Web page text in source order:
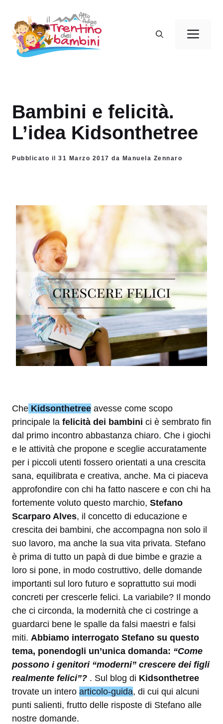
contenuto
Bambini e felicità.
L’idea Kidsonthetree
Pubblicato il 31 Marzo 2017 da Manuela Zennaro
Che Kidsonthetree avesse come scopo
principale la felicità dei bambini ci è sembrato fin
dal primo incontro abbastanza chiaro. Che i giochi
e le attività che propone e sceglie accuratamente
per i piccoli utenti fossero orientati a una crescita
sana, equilibrata e creativa, anche. Ma ci piaceva
approfondire con chi ha fatto nascere e con chi ha
fortemente voluto questo marchio, Stefano
Scarparo Alves, il concetto di educazione e
crescita dei bambini, che accompagna non solo il
suo lavoro, ma anche la sua vita privata. Stefano
è prima di tutto un papà di due bimbe e grazie a
loro si pone, in modo costruttivo, delle domande
importanti sul loro futuro e soprattutto sui modi
concreti per crescerle felici. La variabile? Il mondo
che ci circonda, la modernità che ci costringe a
guardarci bene le spalle da falsi maestri e falsi
miti. Abbiamo interrogato Stefano su questo
tema, ponendogli un’unica domanda: “Come
possono i genitori “moderni” crescere dei figli
realmente felici”? . Sul blog di Kidsonthetree
trovate un intero articolo-guida, di cui qui alcuni
punti salienti, frutto delle risposte di Stefano alle
nostre domande.